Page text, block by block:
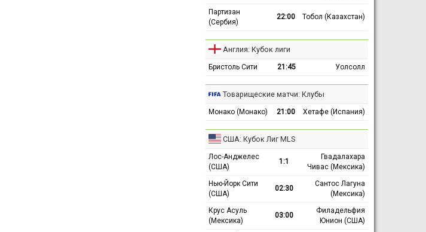
Партизан
(Сербия)
22:00 Тобол (Казахстан)
Англия: Кубок лиги
Бристоль Сити 21:45 Уолсолл
Товарищеские матчи: Клубы
Монако (Монако) 21:00 Хетафе (Испания)
США: Кубок Лиг MLS
Лос-Анджелес
(США)
1:1
Гвадалахара
Чивас (Мексика)
Нью-Йорк Сити
(США)
02:30
Сантос Лагуна
(Мексика)
Крус Асуль
(Мексика)
03:00
Филадельфия
Юнион (США)